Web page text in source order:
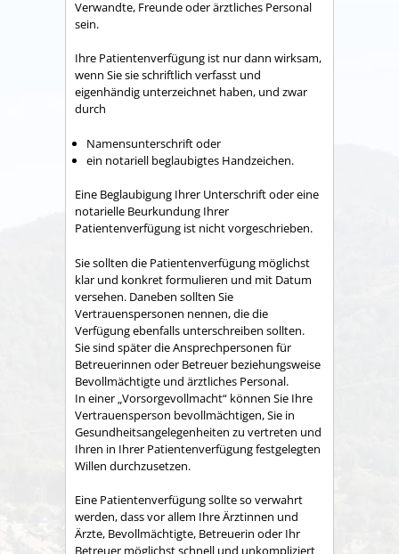
Verwandte, Freunde oder ärztliches Personal
sein.
Ihre Patientenverfügung ist nur dann wirksam,
wenn Sie sie schriftlich verfasst und
eigenhändig unterzeichnet haben, und zwar
durch
Namensunterschrift oder
ein notariell beglaubigtes Handzeichen.
Eine Beglaubigung Ihrer Unterschrift oder eine
notarielle Beurkundung Ihrer
Patientenverfügung ist nicht vorgeschrieben.
Sie sollten die Patientenverfügung möglichst
klar und konkret formulieren und mit Datum
versehen. Daneben sollten Sie
Vertrauenspersonen nennen, die die
Verfügung ebenfalls unterschreiben sollten.
Sie sind später die Ansprechpersonen für
Betreuerinnen oder Betreuer beziehungsweise
Bevollmächtigte und ärztliches Personal.
In einer „Vorsorgevollmacht“ können Sie Ihre
Vertrauensperson bevollmächtigen, Sie in
Gesundheitsangelegenheiten zu vertreten und
Ihren in Ihrer Patientenverfügung festgelegten
Willen durchzusetzen.
Eine Patientenverfügung sollte so verwahrt
werden, dass vor allem Ihre Ärztinnen und
Ärzte, Bevollmächtigte, Betreuerin oder Ihr